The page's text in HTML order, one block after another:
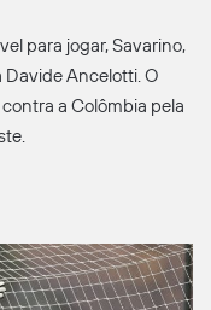
para jogar, Savarino,
Davide Ancelotti. O
a Colômbia pela